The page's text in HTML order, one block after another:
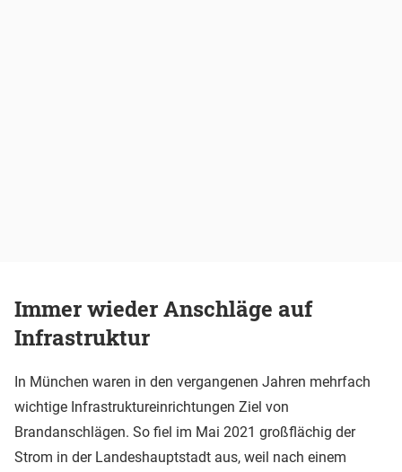
Immer wieder Anschläge auf
Infrastruktur
In München waren in den vergangenen Jahren mehrfach
wichtige Infrastruktureinrichtungen Ziel von
Brandanschlägen. So fiel im Mai 2021 großflächig der
Strom in der Landeshauptstadt aus, weil nach einem